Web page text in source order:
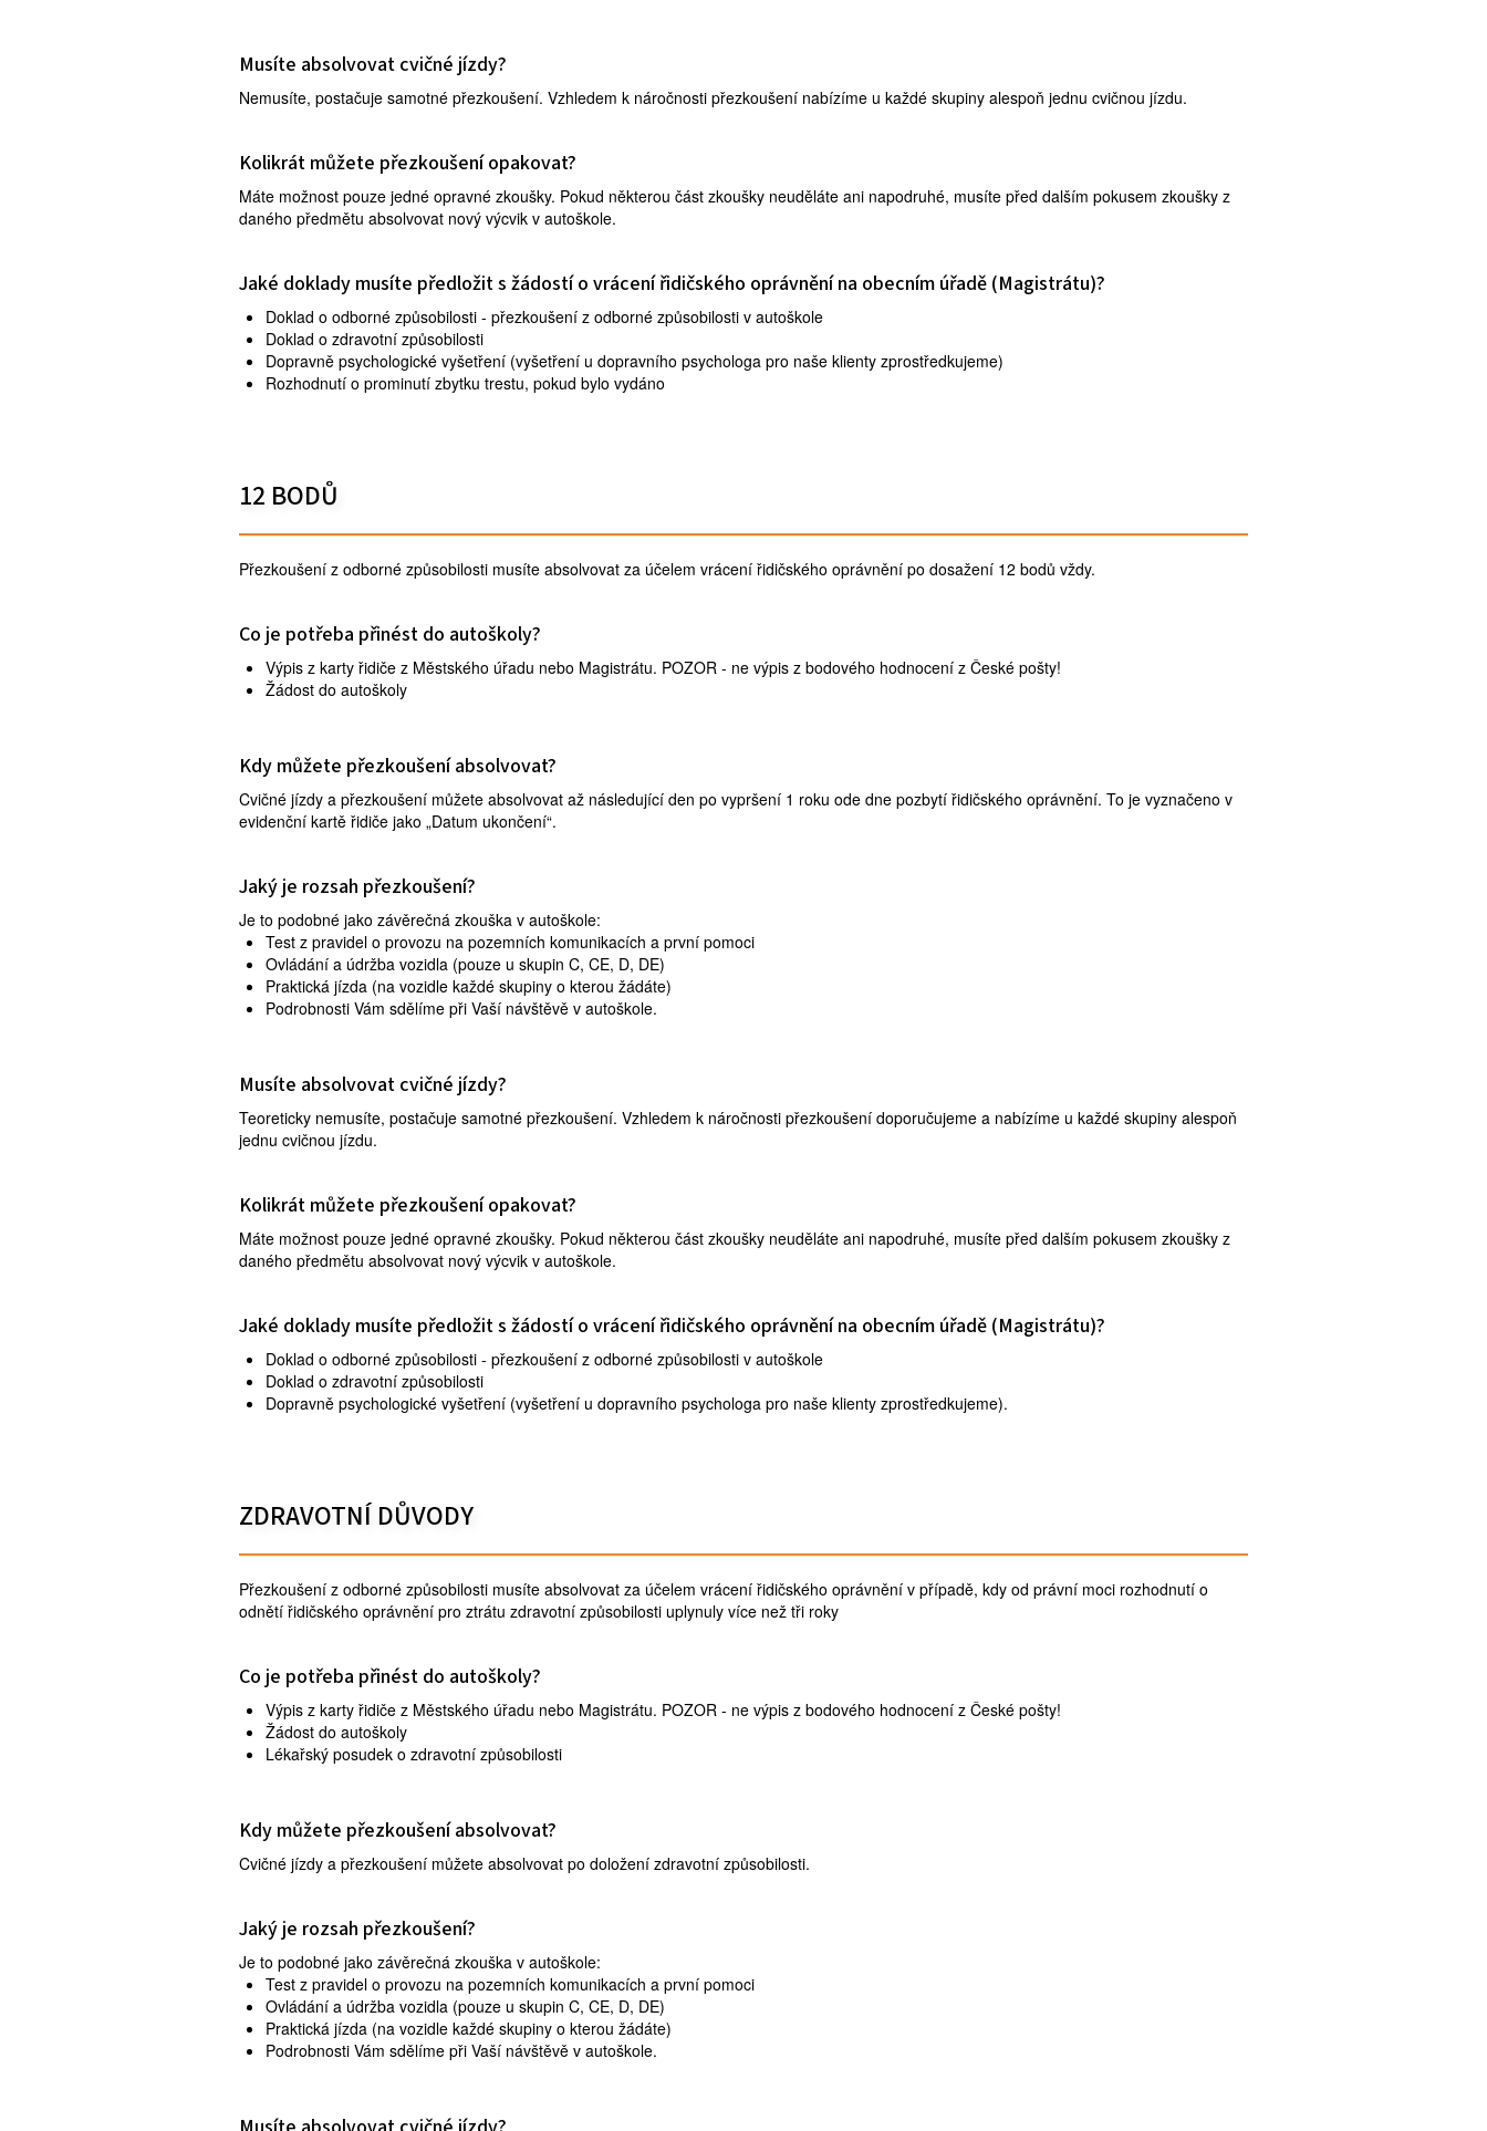
Musíte absolvovat cvičné jízdy?
Nemusíte, postačuje samotné přezkoušení. Vzhledem k náročnosti přezkoušení nabízíme u každé skupiny alespoň jednu cvičnou jízdu.
Kolikrát můžete přezkoušení opakovat?
Máte možnost pouze jedné opravné zkoušky. Pokud některou část zkoušky neuděláte ani napodruhé, musíte před dalším pokusem zkoušky z
daného předmětu absolvovat nový výcvik v autoškole.
Jaké doklady musíte předložit s žádostí o vrácení řidičského oprávnění na obecním úřadě (Magistrátu)?
Doklad o odborné způsobilosti - přezkoušení z odborné způsobilosti v autoškole
Doklad o zdravotní způsobilosti
Dopravně psychologické vyšetření (vyšetření u dopravního psychologa pro naše klienty zprostředkujeme)
Rozhodnutí o prominutí zbytku trestu, pokud bylo vydáno
12 BODŮ
Přezkoušení z odborné způsobilosti musíte absolvovat za účelem vrácení řidičského oprávnění po dosažení 12 bodů vždy.
Co je potřeba přinést do autoškoly?
Výpis z karty řidiče z Městského úřadu nebo Magistrátu. POZOR - ne výpis z bodového hodnocení z České pošty!
Žádost do autoškoly
Kdy můžete přezkoušení absolvovat?
Cvičné jízdy a přezkoušení můžete absolvovat až následující den po vypršení 1 roku ode dne pozbytí řidičského oprávnění. To je vyznačeno v
evidenční kartě řidiče jako „Datum ukončení“.
Jaký je rozsah přezkoušení?
Je to podobné jako závěrečná zkouška v autoškole:
Test z pravidel o provozu na pozemních komunikacích a první pomoci
Ovládání a údržba vozidla (pouze u skupin C, CE, D, DE)
Praktická jízda (na vozidle každé skupiny o kterou žádáte)
Podrobnosti Vám sdělíme při Vaší návštěvě v autoškole.
Musíte absolvovat cvičné jízdy?
Teoreticky nemusíte, postačuje samotné přezkoušení. Vzhledem k náročnosti přezkoušení doporučujeme a nabízíme u každé skupiny alespoň
jednu cvičnou jízdu.
Kolikrát můžete přezkoušení opakovat?
Máte možnost pouze jedné opravné zkoušky. Pokud některou část zkoušky neuděláte ani napodruhé, musíte před dalším pokusem zkoušky z
daného předmětu absolvovat nový výcvik v autoškole.
Jaké doklady musíte předložit s žádostí o vrácení řidičského oprávnění na obecním úřadě (Magistrátu)?
Doklad o odborné způsobilosti - přezkoušení z odborné způsobilosti v autoškole
Doklad o zdravotní způsobilosti
Dopravně psychologické vyšetření (vyšetření u dopravního psychologa pro naše klienty zprostředkujeme).
ZDRAVOTNÍ DŮVODY
Přezkoušení z odborné způsobilosti musíte absolvovat za účelem vrácení řidičského oprávnění v případě, kdy od právní moci rozhodnutí o
odnětí řidičského oprávnění pro ztrátu zdravotní způsobilosti uplynuly více než tři roky
Co je potřeba přinést do autoškoly?
Výpis z karty řidiče z Městského úřadu nebo Magistrátu. POZOR - ne výpis z bodového hodnocení z České pošty!
Žádost do autoškoly
Lékařský posudek o zdravotní způsobilosti
Kdy můžete přezkoušení absolvovat?
Cvičné jízdy a přezkoušení můžete absolvovat po doložení zdravotní způsobilosti.
Jaký je rozsah přezkoušení?
Je to podobné jako závěrečná zkouška v autoškole:
Test z pravidel o provozu na pozemních komunikacích a první pomoci
Ovládání a údržba vozidla (pouze u skupin C, CE, D, DE)
Praktická jízda (na vozidle každé skupiny o kterou žádáte)
Podrobnosti Vám sdělíme při Vaší návštěvě v autoškole.